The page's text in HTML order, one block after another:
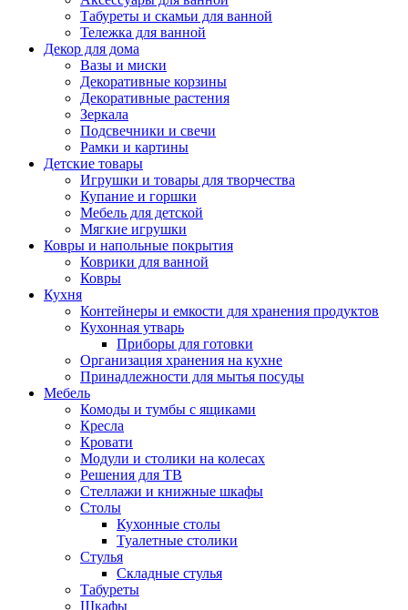
Табуреты и скамьи для ванной
Тележка для ванной
Декор для дома
Вазы и миски
Декоративные корзины
Декоративные растения
Зеркала
Подсвечники и свечи
Рамки и картины
Детские товары
Игрушки и товары для творчества
Купание и горшки
Мебель для детской
Мягкие игрушки
Ковры и напольные покрытия
Коврики для ванной
Ковры
Кухня
Контейнеры и емкости для хранения продуктов
Кухонная утварь
Приборы для готовки
Организация хранения на кухне
Принадлежности для мытья посуды
Мебель
Комоды и тумбы с ящиками
Кресла
Кровати
Модули и столики на колесах
Решения для ТВ
Стеллажи и книжные шкафы
Столы
Кухонные столы
Туалетные столики
Стулья
Складные стулья
Табуреты
Шкафы